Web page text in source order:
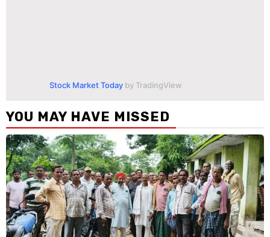
Stock Market Today by TradingView
YOU MAY HAVE MISSED